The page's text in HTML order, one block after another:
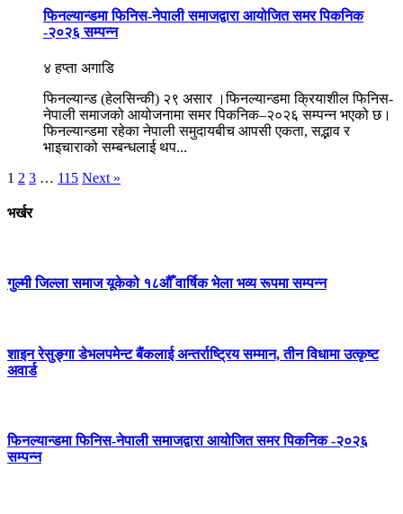
फिनल्यान्डमा फिनिस-नेपाली समाजद्वारा आयोजित समर पिकनिक
-२०२६ सम्पन्न
४ हप्ता अगाडि
फिनल्यान्ड (हेलसिन्की) २९ असार ।फिनल्यान्डमा क्रियाशील फिनिस-
नेपाली समाजको आयोजनामा समर पिकनिक–२०२६ सम्पन्न भएको छ।
फिनल्यान्डमा रहेका नेपाली समुदायबीच आपसी एकता, सद्भाव र
भाइचाराको सम्बन्धलाई थप...
1 2 3 … 115 Next »
भर्खर
गुल्मी जिल्ला समाज यूकेको १८औँ वार्षिक भेला भव्य रूपमा सम्पन्न
शाइन रेसुङ्गा डेभलपमेन्ट बैंकलाई अन्तर्राष्ट्रिय सम्मान, तीन विधामा उत्कृष्ट
अवार्ड
फिनल्यान्डमा फिनिस-नेपाली समाजद्वारा आयोजित समर पिकनिक -२०२६
सम्पन्न